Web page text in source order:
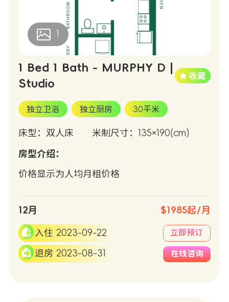
1 Bed 1 Bath - MURPHY D |
Studio
独立卫浴 独立厨房 30平米
床型：双人床 米制尺寸：135×190(cm)
房型介绍：
价格显示为人均月租价格
12月 $1985起/月
入住 2023-09-22
退房 2023-08-31
立即预订
在线咨询